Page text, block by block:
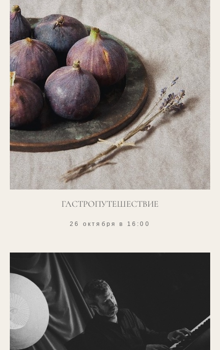
ГАСТРОПУТЕШЕСТВИЕ
26 октября в 16:00